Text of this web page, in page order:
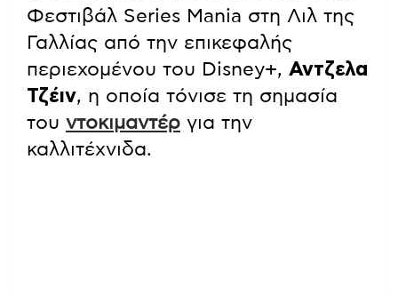
Φεστιβάλ Series Mania στη Λιλ της
Γαλλίας από την επικεφαλής
περιεχομένου του Disney+, Αντζελα
Τζέιν, η οποία τόνισε τη σημασία
του ντοκιμαντέρ για την
καλλιτέχνιδα.